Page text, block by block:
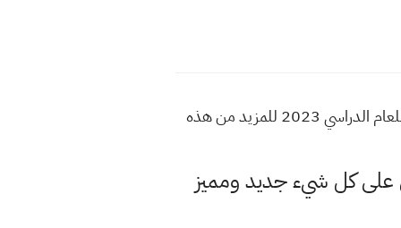
اسئلة اجتماعيات اول متوسط نهاية السنة 2023 اسئلة نهاية السنة ٢٠٢٣ العام اسئلة امتحانات اخر السنة للعام الدراسي 2023 للمزيد من هذه
كل شيء جديد ومميز